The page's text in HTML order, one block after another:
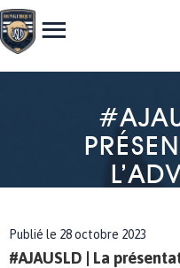
Publié le 28 octobre 2023
#AJAUSLD | La